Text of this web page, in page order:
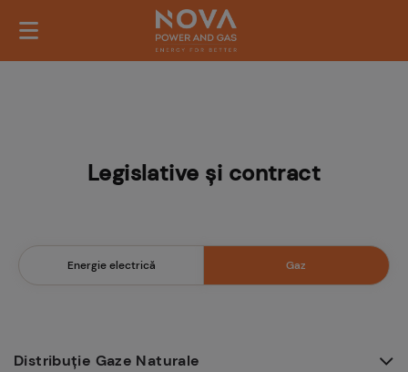
Legislative și contract
Energie electrică Gaz
Distribuție Gaze Naturale